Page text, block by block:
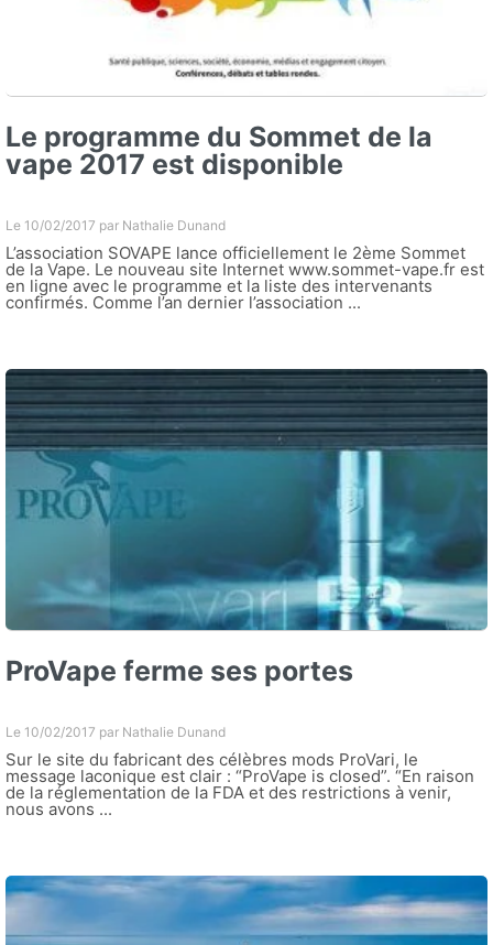
Le programme du Sommet de la
vape 2017 est disponible
Le 10/02/2017 par Nathalie Dunand
L’association SOVAPE lance officiellement le 2ème Sommet
de la Vape. Le nouveau site Internet www.sommet-vape.fr est
en ligne avec le programme et la liste des intervenants
confirmés. Comme l’an dernier l’association ...
ProVape ferme ses portes
Le 10/02/2017 par Nathalie Dunand
Sur le site du fabricant des célèbres mods ProVari, le
message laconique est clair : “ProVape is closed”. “En raison
de la réglementation de la FDA et des restrictions à venir,
nous avons ...